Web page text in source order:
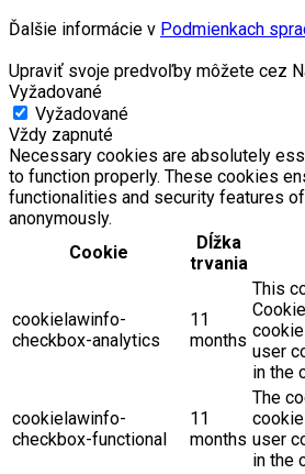
Ďalšie informácie v Podmienkach
Upraviť svoje predvoľby môžete cez
Vyžadované
Vyžadované
Vždy zapnuté
Necessary cookies are absolutely
to function properly. These cookies
functionalities and security features
anonymously.
Cookie
Dĺžka
trvania
cookielawinfo-
checkbox-analytics
11
months
This
user
in the
cookielawinfo-
checkbox-functional
11
months
The
user
in the